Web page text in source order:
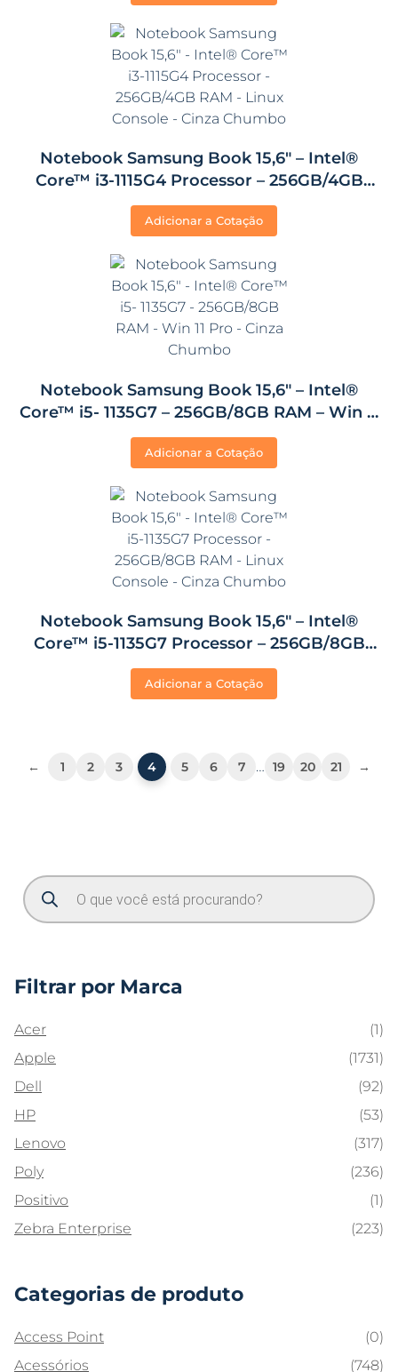
Notebook Samsung Book 15,6″ – Intel®
Core™ i3-1115G4 Processor – 256GB/4GB
RAM – Linux Console – Cinza Chumbo
Adicionar a Cotação
Notebook Samsung Book 15,6″ – Intel®
Core™ i5- 1135G7 – 256GB/8GB RAM – Win 11
Pro – Cinza Chumbo
Adicionar a Cotação
Notebook Samsung Book 15,6″ – Intel®
Core™ i5-1135G7 Processor – 256GB/8GB
RAM – Linux Console – Cinza Chumbo
Adicionar a Cotação
← 1 2 3 4 5 6 7 … 19 20 21 →
Filtrar por Marca
Acer
(1)
Apple
(1731)
Dell
(92)
HP
(53)
Lenovo
(317)
Poly
(236)
Positivo
(1)
Zebra Enterprise
(223)
Categorias de produto
Access Point
(0)
Acessórios
(748)